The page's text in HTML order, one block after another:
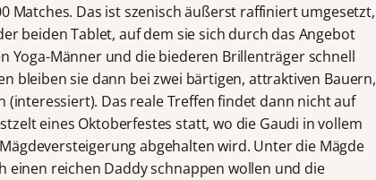
Matches. Das ist szenisch äußerst raffiniert umgesetzt,
beiden Tablet, auf dem sie sich durch das Angebot
Yoga-Männer und die biederen Brillenträger schnell
bleiben sie dann bei zwei bärtigen, attraktiven Bauern,
(interessiert). Das reale Treffen findet dann nicht auf
eines Oktoberfestes statt, wo die Gaudi in vollem
abgehalten wird. Unter die Mägde
einen reichen Daddy schnappen wollen und die